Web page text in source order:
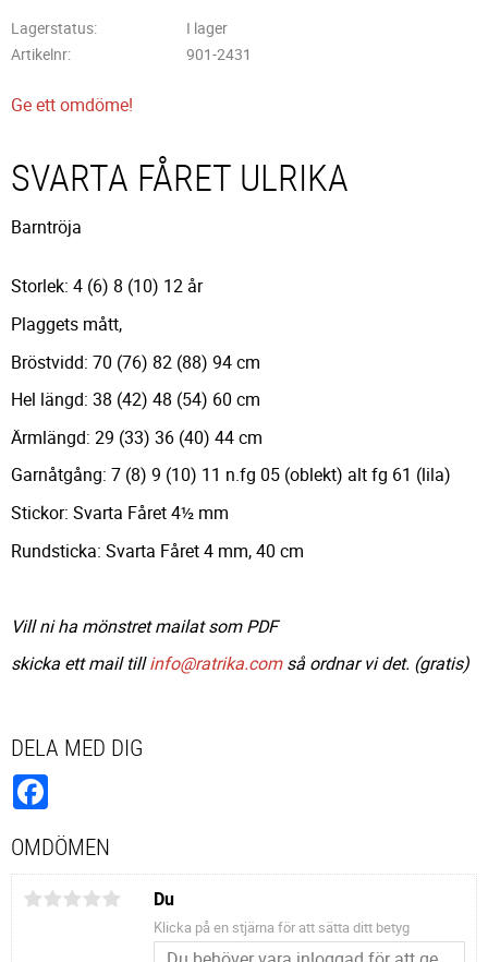
Lagerstatus
I lager
Artikelnr
901-2431
Ge ett omdöme!
SVARTA FÅRET ULRIKA
Barntröja
Storlek: 4 (6) 8 (10) 12 år
Plaggets mått,
Bröstvidd: 70 (76) 82 (88) 94 cm
Hel längd: 38 (42) 48 (54) 60 cm
Ärmlängd: 29 (33) 36 (40) 44 cm
Garnåtgång: 7 (8) 9 (10) 11 n.fg 05 (oblekt) alt fg 61 (lila)
Stickor: Svarta Fåret 4½ mm
Rundsticka: Svarta Fåret 4 mm, 40 cm
Vill ni ha mönstret mailat som PDF
skicka ett mail tillinfo@ratrika.comså ordnar vi det. (gratis)
DELA MED DIG
OMDÖMEN
Du
Klicka på en stjärna för att sätta ditt betyg